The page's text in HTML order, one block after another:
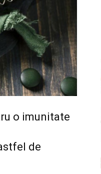
o imunitate
de